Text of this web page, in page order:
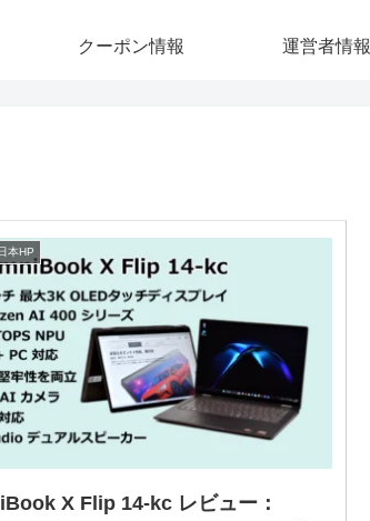
クーポン情報 運営者情報
本HP
X Flip 14-kc レビュー：